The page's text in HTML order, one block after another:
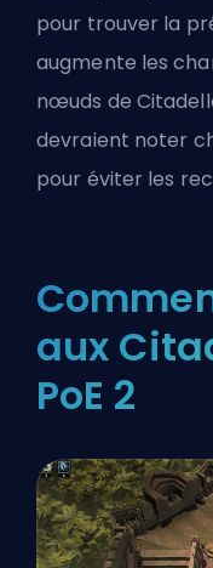
pour trouver la
augmente les
nœuds de
devraient noter
pour éviter les
aux
PoE 2